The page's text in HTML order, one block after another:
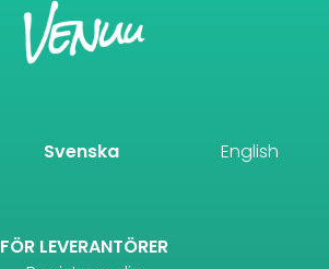
Svenska English
FÖR LEVERANTÖRER